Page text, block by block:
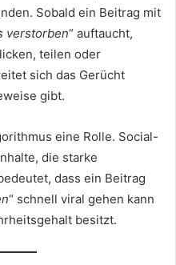
Sobald ein Beitrag mit
verstorben“ auftaucht,
teilen oder
sich das Gerücht
gibt.
eine Rolle. Social-
die starke
dass ein Beitrag
“ schnell viral gehen kann
besitzt.